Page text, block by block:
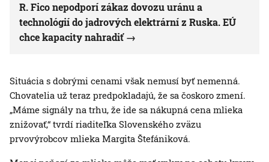
R. Fico nepodporí zákaz dovozu uránu a
technológií do jadrových elektrární z Ruska. EÚ
chce kapacity nahradiť
Situácia s dobrými cenami však nemusí byť nemenná.
Chovatelia už teraz predpokladajú, že sa čoskoro zmení.
„Máme signály na trhu, že ide sa nákupná cena mlieka
znižovať,“ tvrdí riaditeľka Slovenského zväzu
prvovýrobcov mlieka Margita Štefániková.